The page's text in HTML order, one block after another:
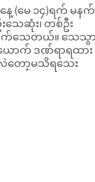
(မေ ၁၄)ရက် မနက်
းသေဆုံး၊ တစ်ဦး
ာက် ဒဏ်ရာရထား
တော့မသိရသေး